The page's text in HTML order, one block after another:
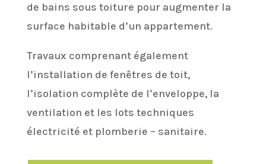
de bains sous toiture pour augmenter la
surface habitable d’un appartement.
Travaux comprenant également
l’installation de fenêtres de toit,
l’isolation complète de l’enveloppe, la
ventilation et les lots techniques
électricité et plomberie – sanitaire.